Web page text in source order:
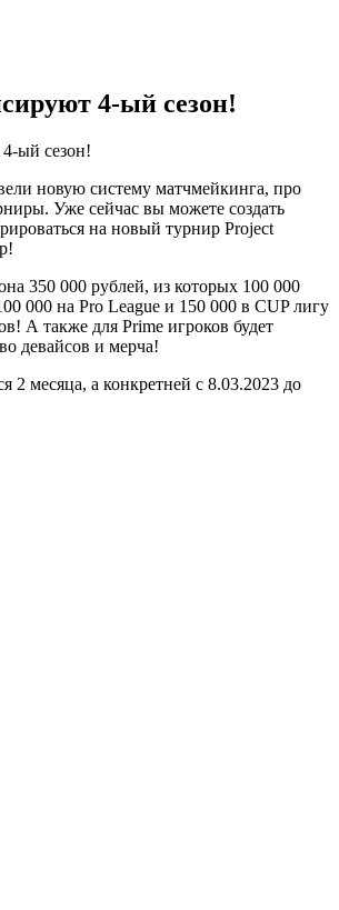
4-ый сезон!
ый сезон!
новую систему матчмейкинга, про
Уже сейчас вы можете создать
на новый турнир Project
350 000 рублей, из которых 100 000
000 на Pro League и 150 000 в CUP лигу
А также для Prime игроков будет
девайсов и мерча!
2 месяца, а конкретней с 8.03.2023 до